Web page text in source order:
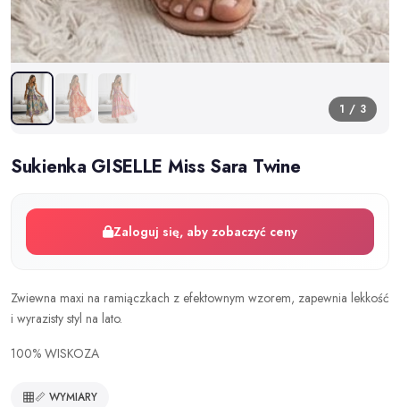
1 / 3
Sukienka GISELLE Miss Sara Twine
Zaloguj się, aby zobaczyć ceny
Zwiewna maxi na ramiączkach z efektownym wzorem, zapewnia lekkość
i wyrazisty styl na lato.
100% WISKOZA
📏 WYMIARY